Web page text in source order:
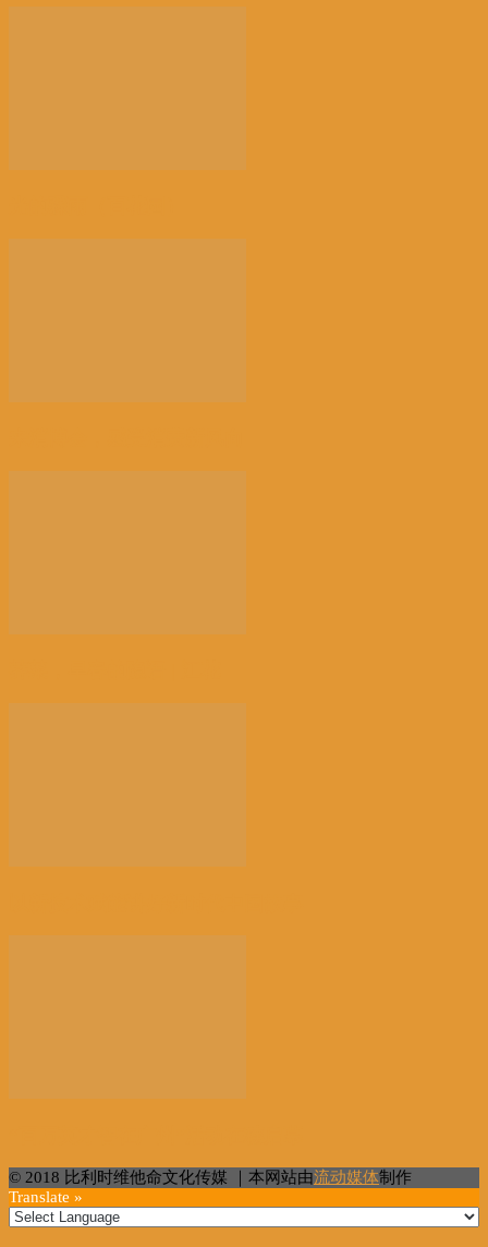
© 2018 比利时维他命文化传媒 ｜本网站由流动媒体制作
Translate »